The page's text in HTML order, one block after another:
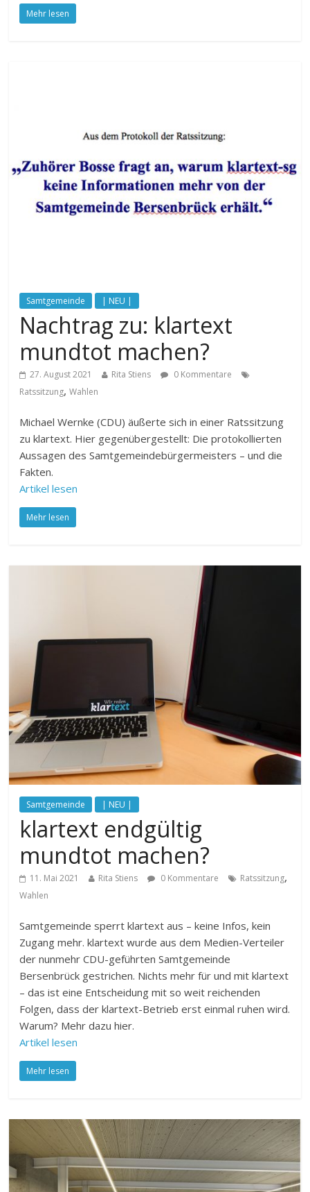
Mehr lesen
Samtgemeinde | NEU |
Nachtrag zu: klartext
mundtot machen?
27. August 2021 Rita Stiens
0 Kommentare
Ratssitzung,Wahlen
Michael Wernke (CDU) äußerte sich in einer Ratssitzung
zu klartext. Hier gegenübergestellt: Die protokollierten
Aussagen des Samtgemeindebürgermeisters – und die
Fakten.
Artikel lesen
Mehr lesen
Samtgemeinde | NEU |
klartext endgültig
mundtot machen?
11. Mai 2021 Rita Stiens 0 Kommentare Ratssitzung,
Wahlen
Samtgemeinde sperrt klartext aus – keine Infos, kein
Zugang mehr. klartext wurde aus dem Medien-Verteiler
der nunmehr CDU-geführten Samtgemeinde
Bersenbrück gestrichen. Nichts mehr für und mit klartext
– das ist eine Entscheidung mit so weit reichenden
Folgen, dass der klartext-Betrieb erst einmal ruhen wird.
Warum? Mehr dazu hier.
Artikel lesen
Mehr lesen